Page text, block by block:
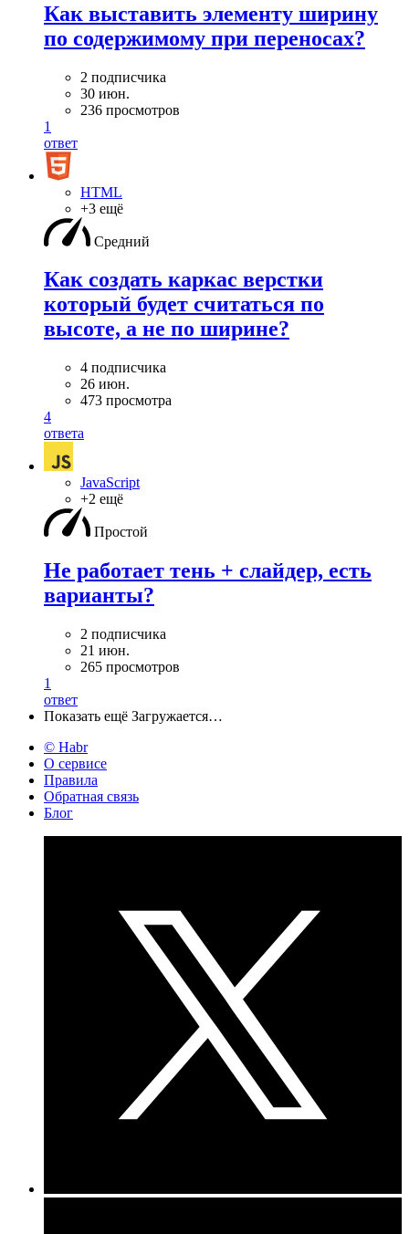
Как выставить элементу ширину
по содержимому при переносах?
2 подписчика
30 июн.
236 просмотров
1
ответ
HTML
+3 ещё
Средний
Как создать каркас верстки
который будет считаться по
высоте, а не по ширине?
4 подписчика
26 июн.
473 просмотра
4
ответа
JavaScript
+2 ещё
Простой
Не работает тень + слайдер, есть
варианты?
2 подписчика
21 июн.
265 просмотров
1
ответ
Показать ещё Загружается…
© Habr
О сервисе
Правила
Обратная связь
Блог